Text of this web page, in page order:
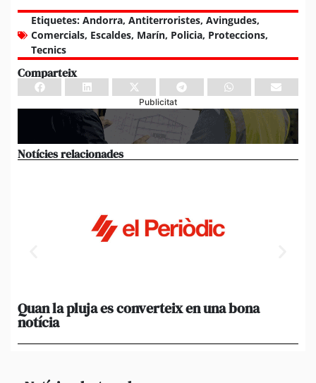
Etiquetes: Andorra, Antiterroristes, Avingudes,
Comercials, Escaldes, Marín, Policia, Proteccions,
Tecnics
Comparteix
Publicitat
Notícies relacionades
Quan la pluja es converteix en una bona
notícia